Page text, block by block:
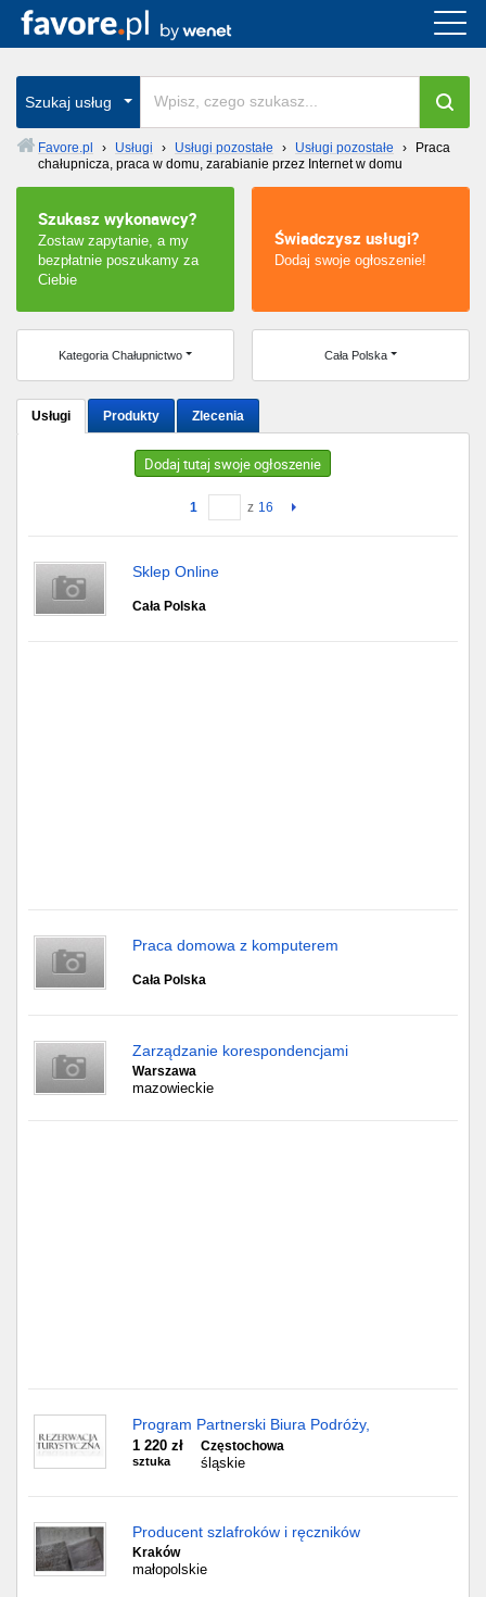
Szukaj usług
Favore.pl › Usługi › Usługi pozostałe › Usługi pozostałe ›
Praca
chałupnicza, praca w domu, zarabianie przez Internet w domu
Szukasz wykonawcy?
Zostaw zapytanie, a my
bezpłatnie poszukamy za
Ciebie
Świadczysz usługi?
Dodaj swoje ogłoszenie!
Kategoria Chałupnictwo Cała Polska
Usługi Produkty Zlecenia
Dodaj tutaj swoje ogłoszenie
1 z 16
Sklep Online
Cała Polska
Praca domowa z komputerem
Cała Polska
Zarządzanie korespondencjami
Warszawa
mazowieckie
Program Partnerski Biura Podróży,
1 220 zł
sztuka
Częstochowa
śląskie
Producent szlafroków i ręczników
Kraków
małopolskie
Cała Polska
wszystkie w całym kraju
Wrocław
Kraków
Poznań
Łódź
Katowice
Chorzów
Częstochowa
Olsztyn